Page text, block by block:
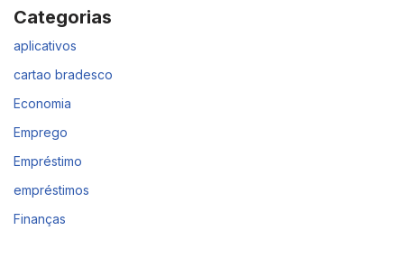
Categorias
aplicativos
cartao bradesco
Economia
Emprego
Empréstimo
empréstimos
Finanças